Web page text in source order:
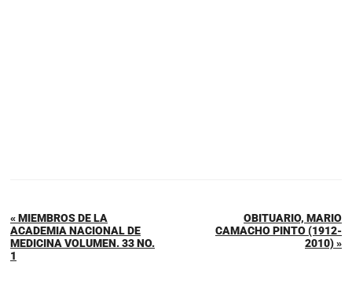
« MIEMBROS DE LA
ACADEMIA NACIONAL DE
MEDICINA VOLUMEN. 33 NO.
1
OBITUARIO, MARIO
CAMACHO PINTO (1912-
2010) »